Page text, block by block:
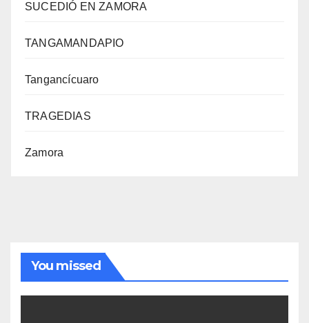
SUCEDIÓ EN ZAMORA
TANGAMANDAPIO
Tangancícuaro
TRAGEDIAS
Zamora
You missed